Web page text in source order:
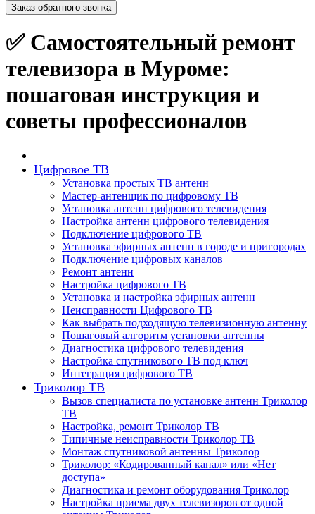
Заказ обратного звонка
✅ Самостоятельный ремонт
телевизора в Муроме:
пошаговая инструкция и
советы профессионалов
Цифровое ТВ
Установка простых ТВ антенн
Мастер-антенщик по цифровому ТВ
Установка антенн цифрового телевидения
Настройка антенн цифрового телевидения
Подключение цифрового ТВ
Установка эфирных антенн в городе и пригородах
Подключение цифровых каналов
Ремонт антенн
Настройка цифрового ТВ
Установка и настройка эфирных антенн
Неисправности Цифрового ТВ
Как выбрать подходящую телевизионную антенну
Пошаговый алгоритм установки антенны
Диагностика цифрового телевидения
Настройка спутникового ТВ под ключ
Интеграция цифрового ТВ
Триколор ТВ
Вызов специалиста по установке антенн Триколор
ТВ
Настройка, ремонт Триколор ТВ
Типичные неисправности Триколор ТВ
Монтаж спутниковой антенны Триколор
Триколор: «Кодированный канал» или «Нет
доступа»
Диагностика и ремонт оборудования Триколор
Настройка приема двух телевизоров от одной